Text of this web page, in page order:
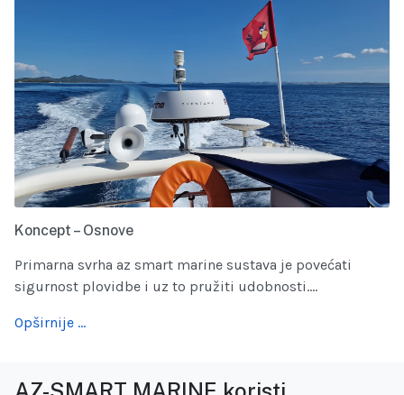
Koncept – Osnove
Primarna svrha az smart marine sustava je povećati
sigurnost plovidbe i uz to pružiti udobnosti....
Opširnije …